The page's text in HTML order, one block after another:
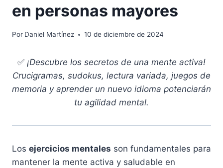
en personas mayores
Por Daniel Martínez 10 de diciembre de 2024
✅ ¡Descubre los secretos de una mente activa!
Crucigramas, sudokus, lectura variada, juegos de
memoria y aprender un nuevo idioma potenciarán
tu agilidad mental.
Los ejercicios mentales son fundamentales para
mantener la mente activa y saludable en